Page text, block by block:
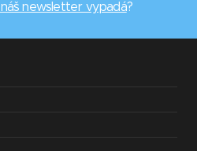
náš newsletter vypadá?